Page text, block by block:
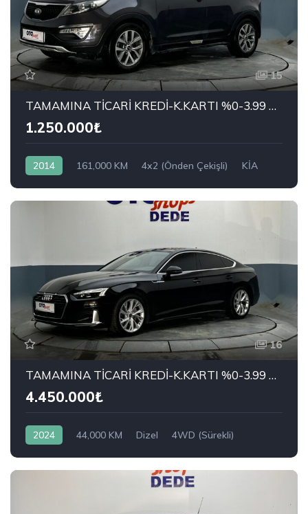
15
TAMAMINA TİCARİ KREDİ-K.KARTI %0-3.99 ÇEK-2.99 SENET-ÇKS SATIŞ
1.250.000₺
2014 161,000 KM 4x2 (Önden Çekişli)
KİA
16
TAMAMINA TİCARİ KREDİ-K.KARTI %0-3.99 ÇEK-2.99 SENET-ÇKS SATIŞ
4.450.000₺
2024 44,000 KM Dizel
4WD (Sürekli)